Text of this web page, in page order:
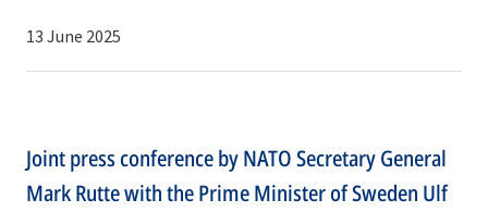
13 June 2025
Joint press conference by NATO Secretary General
Mark Rutte with the Prime Minister of Sweden Ulf